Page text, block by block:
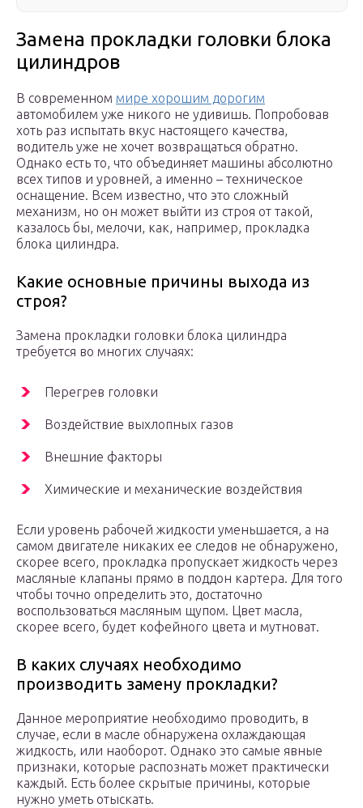
Замена прокладки головки блока
цилиндров
В современном мире хорошим дорогим
автомобилем уже никого не удивишь. Попробовав
хоть раз испытать вкус настоящего качества,
водитель уже не хочет возвращаться обратно.
Однако есть то, что объединяет машины абсолютно
всех типов и уровней, а именно – техническое
оснащение. Всем известно, что это сложный
механизм, но он может выйти из строя от такой,
казалось бы, мелочи, как, например, прокладка
блока цилиндра.
Какие основные причины выхода из
строя?
Замена прокладки головки блока цилиндра
требуется во многих случаях:
Перегрев головки
Воздействие выхлопных газов
Внешние факторы
Химические и механические воздействия
Если уровень рабочей жидкости уменьшается, а на
самом двигателе никаких ее следов не обнаружено,
скорее всего, прокладка пропускает жидкость через
масляные клапаны прямо в поддон картера. Для того
чтобы точно определить это, достаточно
воспользоваться масляным щупом. Цвет масла,
скорее всего, будет кофейного цвета и мутноват.
В каких случаях необходимо
производить замену прокладки?
Данное мероприятие необходимо проводить, в
случае, если в масле обнаружена охлаждающая
жидкость, или наоборот. Однако это самые явные
признаки, которые распознать может практически
каждый. Есть более скрытые причины, которые
нужно уметь отыскать.